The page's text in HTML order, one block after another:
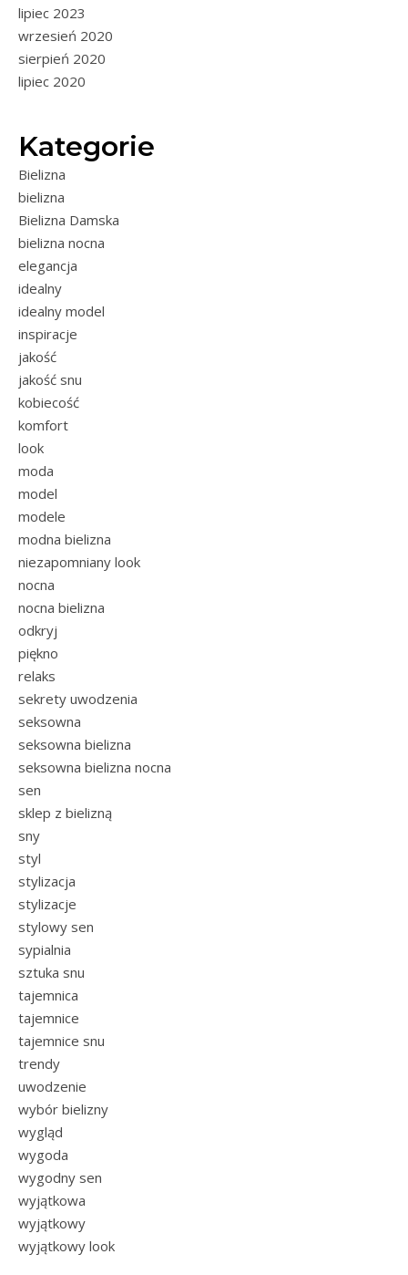
lipiec 2023
wrzesień 2020
sierpień 2020
lipiec 2020
Kategorie
Bielizna
bielizna
Bielizna Damska
bielizna nocna
elegancja
idealny
idealny model
inspiracje
jakość
jakość snu
kobiecość
komfort
look
moda
model
modele
modna bielizna
niezapomniany look
nocna
nocna bielizna
odkryj
piękno
relaks
sekrety uwodzenia
seksowna
seksowna bielizna
seksowna bielizna nocna
sen
sklep z bielizną
sny
styl
stylizacja
stylizacje
stylowy sen
sypialnia
sztuka snu
tajemnica
tajemnice
tajemnice snu
trendy
uwodzenie
wybór bielizny
wygląd
wygoda
wygodny sen
wyjątkowa
wyjątkowy
wyjątkowy look